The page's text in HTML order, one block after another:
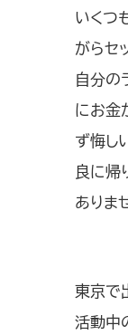
いくつ
がらセ
自分の
にお金
ず悔し
良に帰
ありま
東京で
活動中